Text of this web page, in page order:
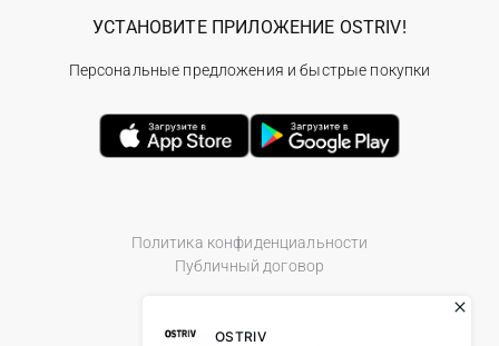
Политика конфиденциальности
Публичный договор
УСТАНОВИТЕ ПРИЛОЖЕНИЕ OSTRIV!
Персональные предложения и быстрые покупки